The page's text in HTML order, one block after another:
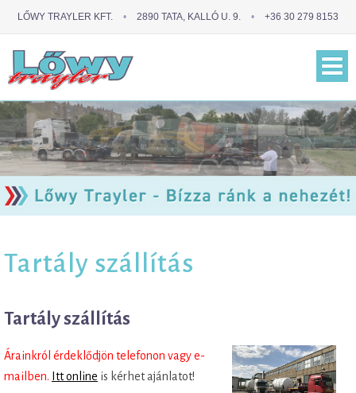
LŐWY TRAYLER KFT. • 2890 TATA, KALLÓ U. 9. • +36 30 279 8153
Tartály szállítás
Tartály szállítás
Árainkról érdeklődjön telefonon vagy e-
mailben. Itt online is kérhet ajánlatot!